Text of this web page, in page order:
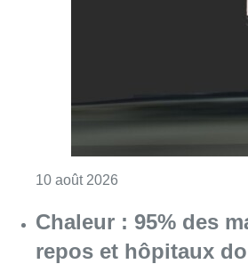
repos et hôpitaux